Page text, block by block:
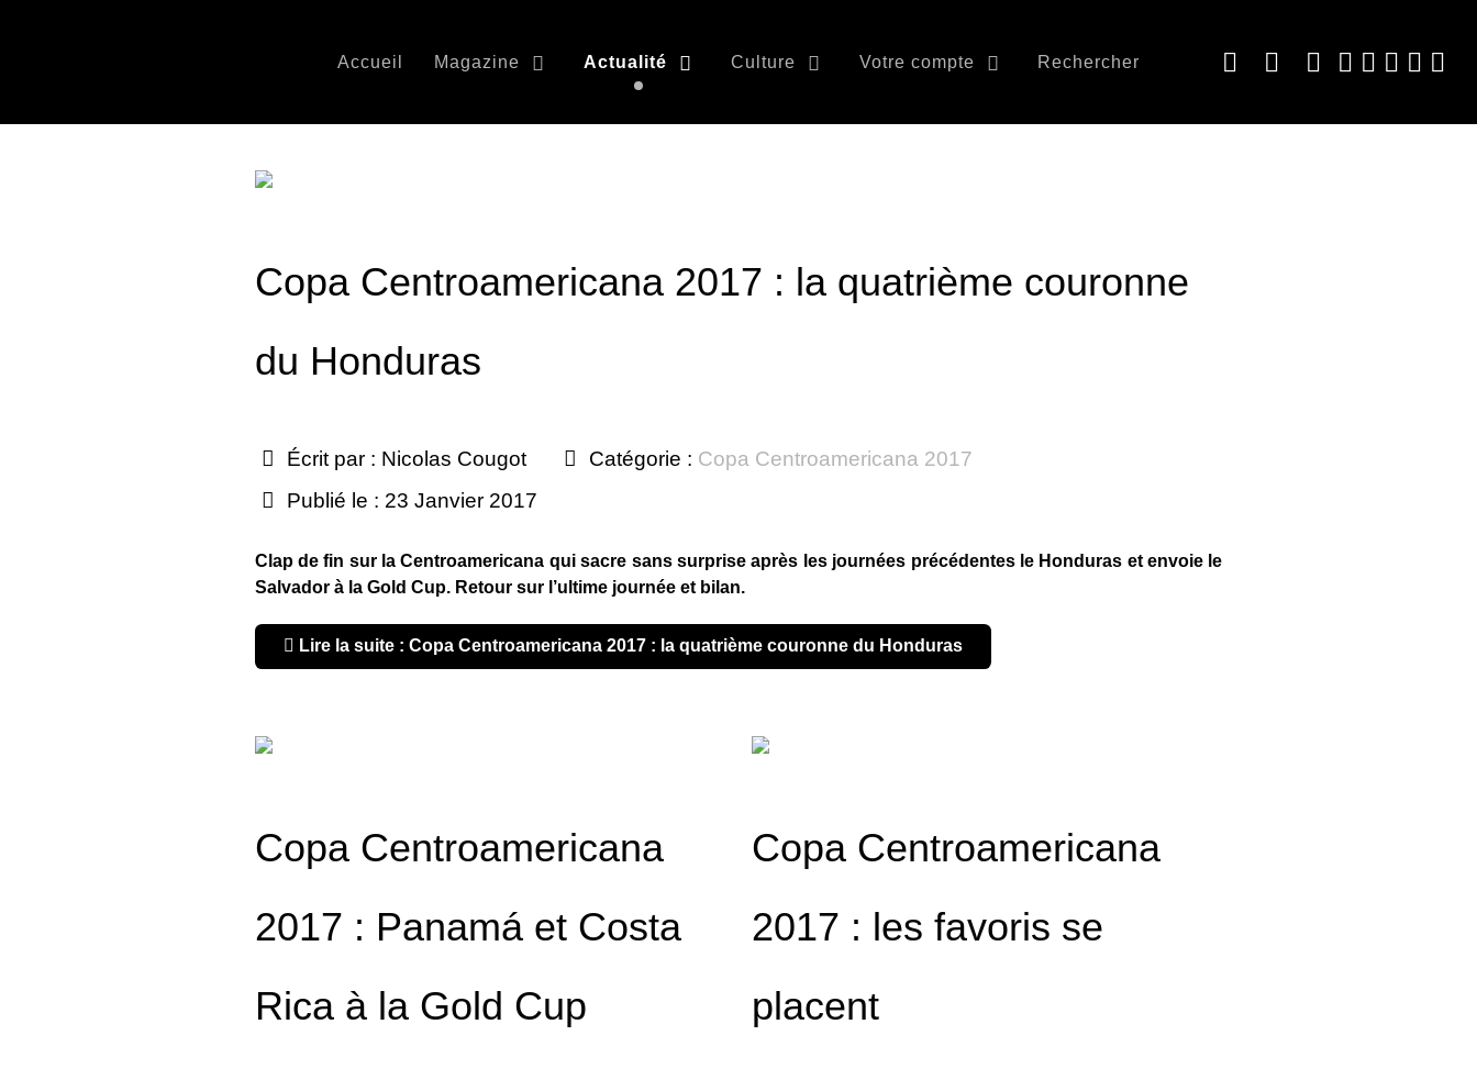
Accueil Magazine Actualité Culture Votre compte Rechercher
Copa Centroamericana 2017 : la quatrième couronne
du Honduras
Écrit par : Nicolas Cougot Catégorie : Copa Centroamericana 2017
Publié le : 23 Janvier 2017
Clap de fin sur la Centroamericana qui sacre sans surprise après les journées précédentes le Honduras et envoie le
Salvador à la Gold Cup. Retour sur l’ultime journée et bilan.
Lire la suite : Copa Centroamericana 2017 : la quatrième couronne du Honduras
Copa Centroamericana
2017 : Panamá et Costa
Rica à la Gold Cup
Copa Centroamericana
2017 : les favoris se
placent